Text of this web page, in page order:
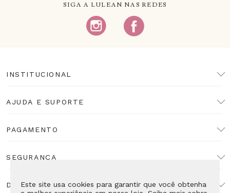
Este site usa cookies para garantir que você obtenha
SIGA A LULEAN NAS REDES
INSTITUCIONAL
AJUDA E SUPORTE
PAGAMENTO
SEGURANÇA
DESENVOLVIMENTO